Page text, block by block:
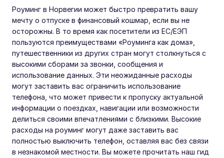
Роуминг в Норвегии может быстро превратить вашу
мечту о отпуске в финансовый кошмар, если вы не
осторожны. В то время как посетители из ЕС/ЕЭП
пользуются преимуществами «Роуминга как дома»,
путешественники из других стран могут столкнуться с
высокими сборами за звонки, сообщения и
использование данных. Эти неожиданные расходы
могут заставить вас ограничить использование
телефона, что может привести к пропуску актуальной
информации о поездках, навигации или возможности
делиться своими впечатлениями с близкими. Высокие
расходы на роуминг могут даже заставить вас
полностью выключить телефон, оставляя вас без связи
в незнакомой местности. Вы можете прочитать наш гид